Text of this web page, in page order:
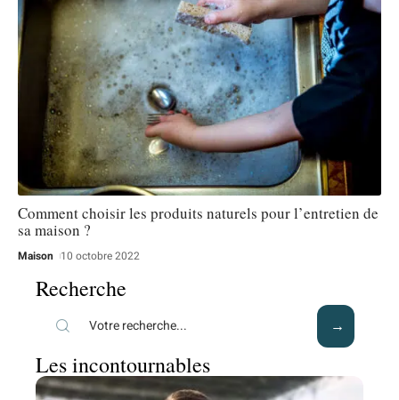
Comment choisir les produits naturels pour l’entretien de
sa maison ?
Maison 10 octobre 2022
Recherche
Les incontournables